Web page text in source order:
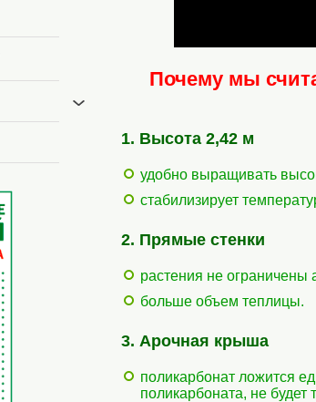
Почему мы
1. Высота 2,42 м
удобно выращивать
стабилизирует
2. Прямые стенки
растения не
больше объем теплицы.
3. Арочная крыша
поликарбонат ложится
поликарбоната, не будет